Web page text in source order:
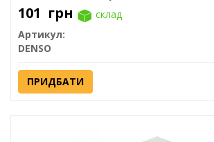
101 грн
склад
Артикул:
DENSO
ПРИДБАТИ